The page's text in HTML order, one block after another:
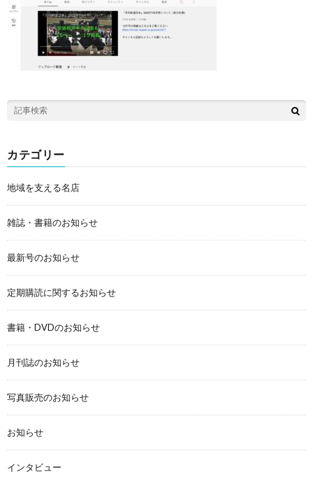
カテゴリー
地域を支える名店
雑誌・書籍のお知らせ
最新号のお知らせ
定期購読に関するお知らせ
書籍・DVDのお知らせ
月刊誌のお知らせ
写真販売のお知らせ
お知らせ
インタビュー